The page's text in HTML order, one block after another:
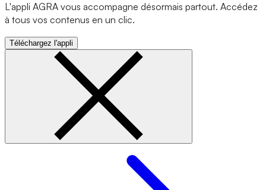
L'appli AGRA vous accompagne désormais partout. Accédez
à tous vos contenus en un clic.
Téléchargez l'appli